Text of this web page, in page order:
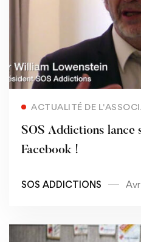
ACTUALITÉ DE
SOS Addictions lance
Facebook !
SOS ADDICTIONS